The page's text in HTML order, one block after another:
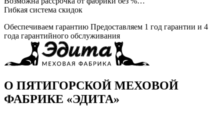
Гибкая система скидок
Обеспечиваем гарантию Предоставляем 1 год гарантии и 4
года гарантийного обслуживания
О ПЯТИГОРСКОЙ МЕХОВОЙ
ФАБРИКЕ «ЭДИТА»